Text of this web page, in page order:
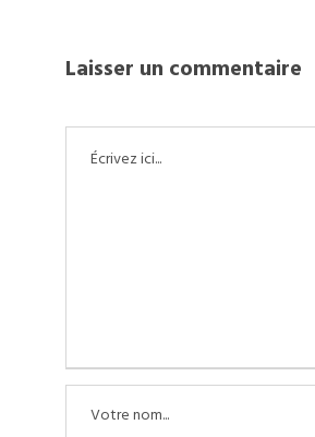
Laisser un commentaire